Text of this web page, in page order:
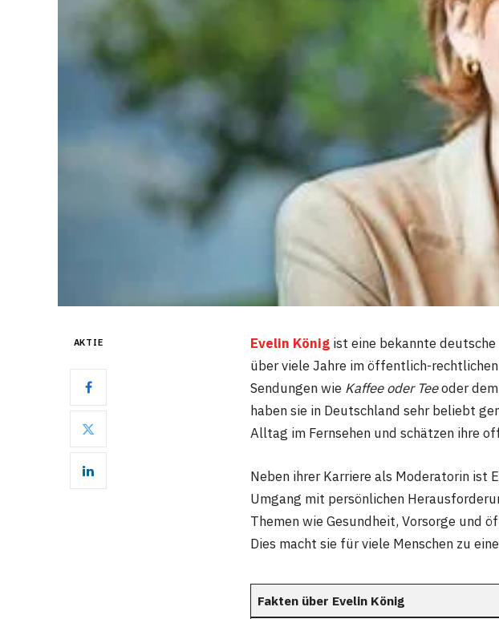
AKTIE Evelin König ist eine bekannte
über viele Jahre im öffentlich-
Sendungen wie Kaffee oder Teeoder dem
haben sie in Deutschland sehr beliebt
Alltag im Fernsehen und schätzen ihre
Neben ihrer Karriere als Moderatorin ist
Umgang mit persönlichen
Themen wie Gesundheit, Vorsorge und
Dies macht sie für viele Menschen zu
Fakten über Evelin König